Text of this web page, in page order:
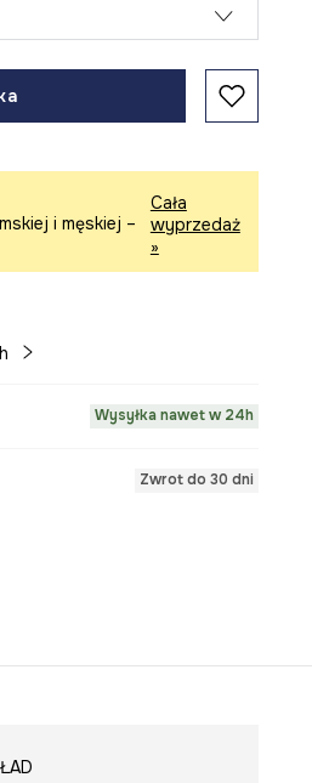
i męskiej –
Cała
wyprzedaż
»
Wysyłka nawet w 24h
Zwrot do 30 dni